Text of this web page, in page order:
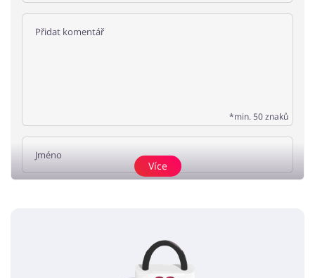
*min. 50 znaků
Žádné elementy nejsou
Více